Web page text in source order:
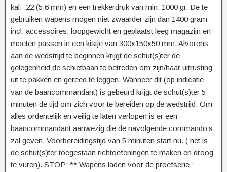
kal. .22 (5,6 mm) en een trekkerdruk van min. 1000 gr. De te
gebruiken wapens mogen niet zwaarder zijn dan 1400 gram
incl. accessoires, loopgewicht en geplaatst leeg magazijn en
moeten passen in een kistje van 300x150x50 mm. Alvorens
aan de wedstrijd te beginnen krijgt de schut(s)ter de
gelegenheid de schietbaan te betreden om zijn/haar uitrusting
uit te pakken en gereed te leggen. Wanneer dit (op indicatie
van de baancommandant) is gebeurd krijgt de schut(s)ter 5
minuten de tijd om zich voor te bereiden op de wedstrijd. Om
alles ordentelijk en veilig te laten verlopen is er een
baancommandant aanwezig die de navolgende commando’s
zal geven. Voorbereidingstijd van 5 minuten start nu. ( het is
de schut(s)ter toegestaan richtoefeningen te maken en droog
te vuren). STOP: ** Wapens laden voor de proefserie :